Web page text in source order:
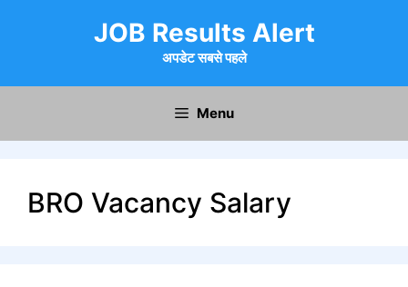
JOB Results Alert
अपडेट सबसे पहले
Menu
BRO Vacancy Salary